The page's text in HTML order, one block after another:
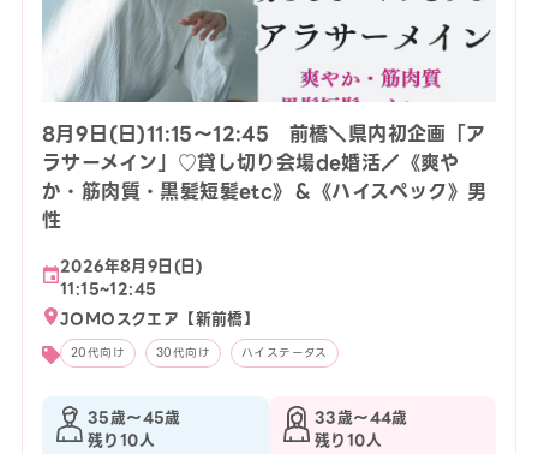
8月9日(日)11:15〜12:45 前橋＼県内初企画「ア
ラサーメイン」♡貸し切り会場de婚活／《爽や
か・筋肉質・黒髪短髪etc》＆《ハイスペック》男
性
2026年8月9日(日)
11:15~12:45
JOMOスクエア【新前橋】
20代向け 30代向け ハイステータス
35歳〜45歳
残り10人
33歳〜44歳
残り10人